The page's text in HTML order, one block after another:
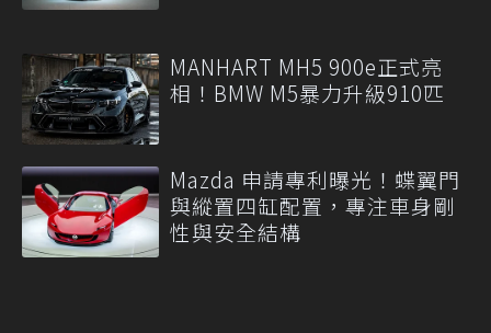
MANHART MH5 900e正式亮
相！BMW M5暴力升級910匹
Mazda 申請專利曝光！蝶翼門
與縱置四缸配置，專注車身剛
性與安全結構